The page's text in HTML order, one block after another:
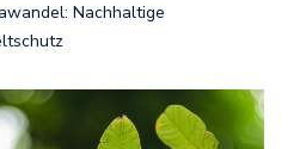
Nachhaltige